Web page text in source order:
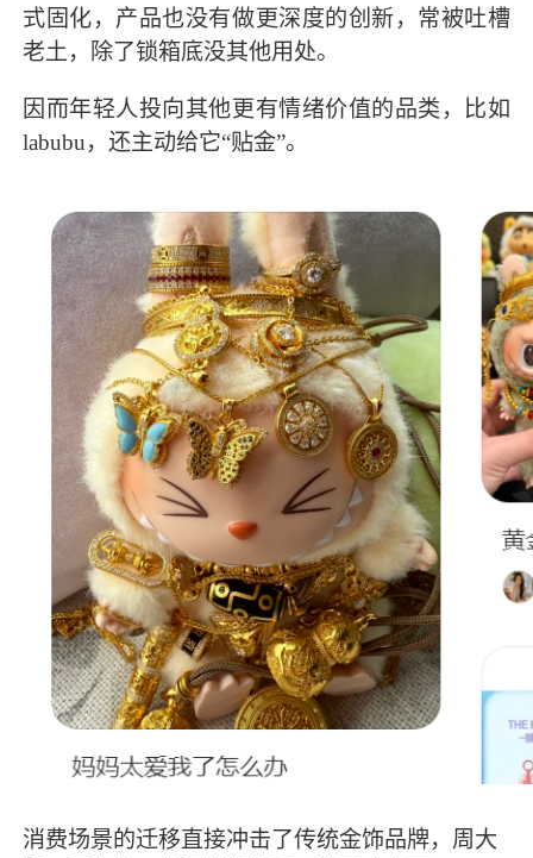
式固化，产品也没有做更深度的创新，常被吐槽
老土，除了锁箱底没其他用处。
因而年轻人投向其他更有情绪价值的品类，比如
labubu，还主动给它“贴金”。
消费场景的迁移直接冲击了传统金饰品牌，周大